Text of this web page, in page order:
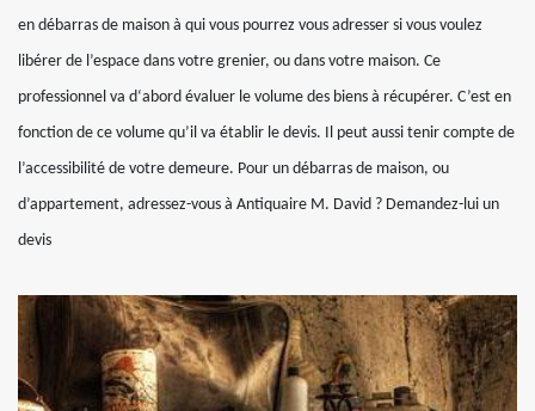
en débarras de maison à qui vous pourrez vous adresser si vous voulez
libérer de l’espace dans votre grenier, ou dans votre maison. Ce
professionnel va d‘abord évaluer le volume des biens à récupérer. C’est en
fonction de ce volume qu’il va établir le devis. Il peut aussi tenir compte de
l’accessibilité de votre demeure. Pour un débarras de maison, ou
d’appartement, adressez-vous à Antiquaire M. David ? Demandez-lui un
devis